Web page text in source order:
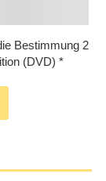
Bestimmung 2
(DVD)